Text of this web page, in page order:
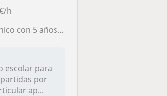
h
que brinda clases de física y matemáticas en general.
escolar para
por
ap...